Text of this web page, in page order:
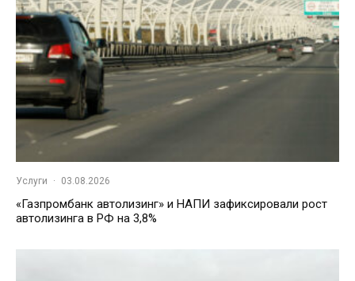
Услуги · 03.08.2026
«Газпромбанк автолизинг» и НАПИ зафиксировали рост
автолизинга в РФ на 3,8%